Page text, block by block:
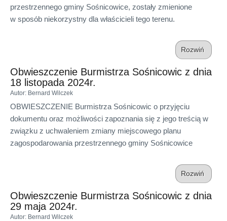
przestrzennego gminy Sośnicowice, zostały zmienione
w sposób niekorzystny dla właścicieli tego terenu.
Rozwiń
Obwieszczenie Burmistrza Sośnicowic z dnia
18 listopada 2024r.
Autor: Bernard Wilczek
OBWIESZCZENIE Burmistrza Sośnicowic o przyjęciu
dokumentu oraz możliwości zapoznania się z jego treścią w
związku z uchwaleniem zmiany miejscowego planu
zagospodarowania przestrzennego gminy Sośnicowice
Rozwiń
Obwieszczenie Burmistrza Sośnicowic z dnia
29 maja 2024r.
Autor: Bernard Wilczek